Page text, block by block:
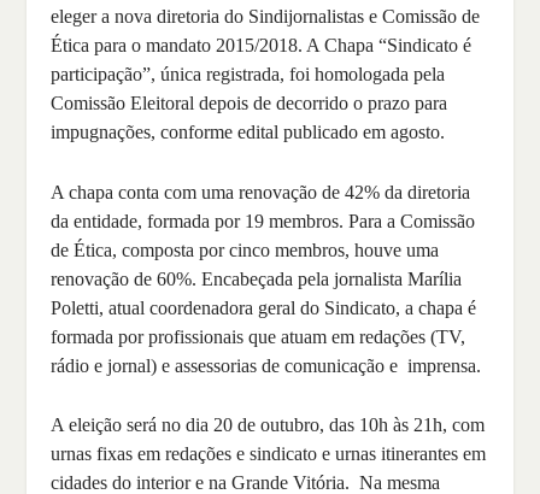
eleger a nova diretoria do Sindijornalistas e Comissão de
Ética para o mandato 2015/2018. A Chapa “Sindicato é
participação”, única registrada, foi homologada pela
Comissão Eleitoral depois de decorrido o prazo para
impugnações, conforme edital publicado em agosto.
A chapa conta com uma renovação de 42% da diretoria
da entidade, formada por 19 membros. Para a Comissão
de Ética, composta por cinco membros, houve uma
renovação de 60%. Encabeçada pela jornalista Marília
Poletti, atual coordenadora geral do Sindicato, a chapa é
formada por profissionais que atuam em redações (TV,
rádio e jornal) e assessorias de comunicação e imprensa.
A eleição será no dia 20 de outubro, das 10h às 21h, com
urnas fixas em redações e sindicato e urnas itinerantes em
cidades do interior e na Grande Vitória. Na mesma